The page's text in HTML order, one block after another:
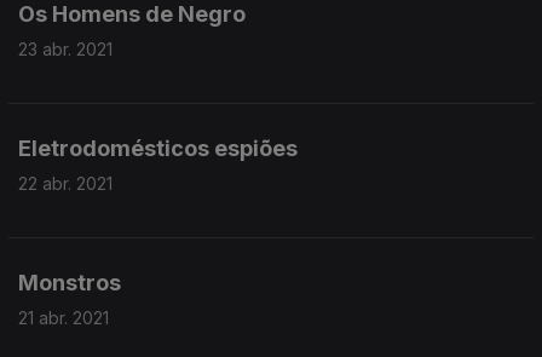
Os Homens de Negro
23 abr. 2021
Eletrodomésticos espiões
22 abr. 2021
Monstros
21 abr. 2021